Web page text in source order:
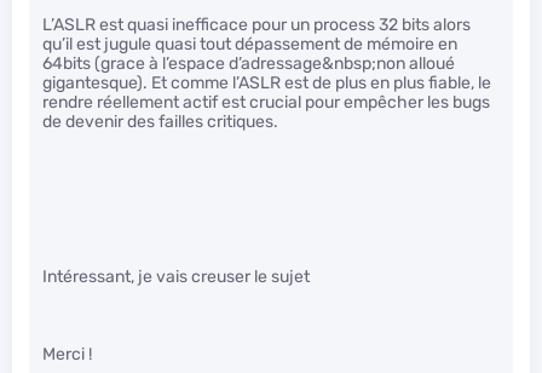
L’ASLR est quasi inefficace pour un process 32 bits alors
qu’il est jugule quasi tout dépassement de mémoire en
64bits (grace à l’espace d’adressage&nbsp;non alloué
gigantesque). Et comme l’ASLR est de plus en plus fiable, le
rendre réellement actif est crucial pour empêcher les bugs
de devenir des failles critiques.
Intéressant, je vais creuser le sujet
Merci !